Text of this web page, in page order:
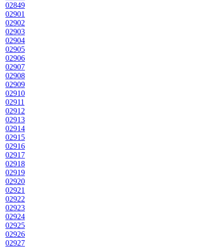
02849
02901
02902
02903
02904
02905
02906
02907
02908
02909
02910
02911
02912
02913
02914
02915
02916
02917
02918
02919
02920
02921
02922
02923
02924
02925
02926
02927